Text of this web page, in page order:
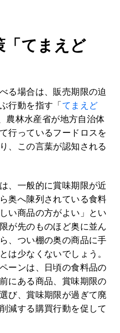
「てまえど
る場合は、販売期限の迫
行動を指す「 てまえど
農林水産省が地方自治体
行っているフードロスを
、この言葉が認知される
、一般的に賞味期限が近
奥へ陳列されている食料
い商品の方がよい」とい
が先のものほど奥に並ん
、つい棚の奥の商品に手
は少なくないでしょう。
ーンは、日頃の食料品の
にある商品、賞味期限の
び、賞味期限が過ぎて廃
減する購買行動を促して